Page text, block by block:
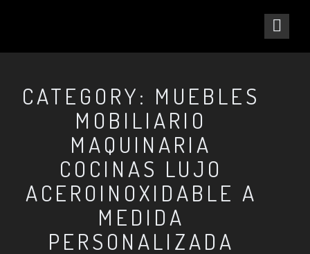
CATEGORY: MUEBLES
MOBILIARIO
MAQUINARIA
COCINAS LUJO
ACEROINOXIDABLE A
MEDIDA
PERSONALIZADA